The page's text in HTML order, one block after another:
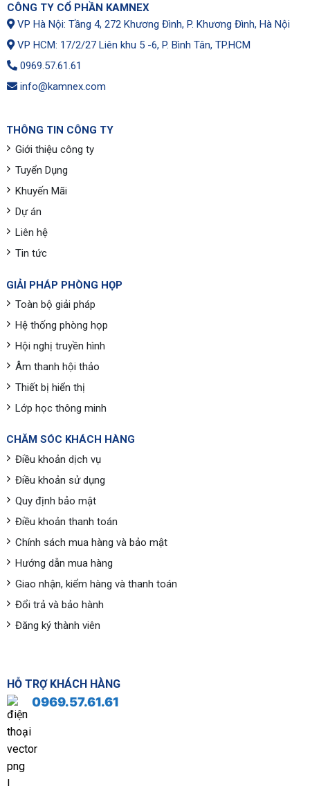
CÔNG TY CỔ PHẦN KAMNEX
VP Hà Nội: Tầng 4, 272 Khương Đình, P. Khương Đình, Hà Nội
VP HCM: 17/2/27 Liên khu 5 -6, P. Bình Tân, TP.HCM
0969.57.61.61
info@kamnex.com
THÔNG TIN CÔNG TY
Giới thiệu công ty
Tuyển Dụng
Khuyến Mãi
Dự án
Liên hệ
Tin tức
GIẢI PHÁP PHÒNG HỌP
Toàn bộ giải pháp
Hệ thống phòng họp
Hội nghị truyền hình
Âm thanh hội thảo
Thiết bị hiển thị
Lớp học thông minh
CHĂM SÓC KHÁCH HÀNG
Điều khoản dịch vụ
Điều khoản sử dụng
Quy định bảo mật
Điều khoản thanh toán
Chính sách mua hàng và bảo mật
Hướng dẫn mua hàng
Giao nhận, kiểm hàng và thanh toán
Đổi trả và bảo hành
Đăng ký thành viên
HỖ TRỢ KHÁCH HÀNG
0969.57.61.61